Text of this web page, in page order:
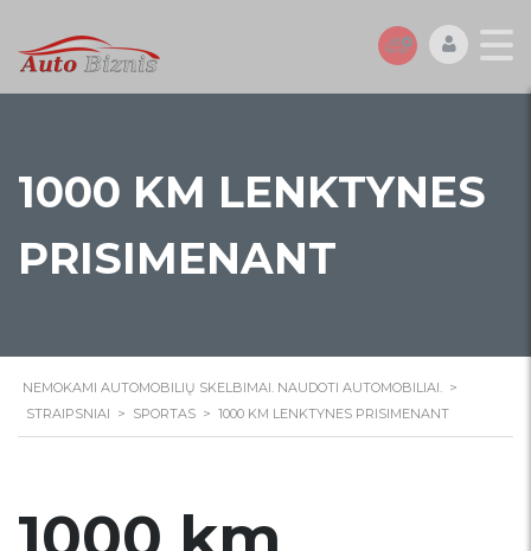
1000 KM LENKTYNES
PRISIMENANT
NEMOKAMI AUTOMOBILIŲ SKELBIMAI. NAUDOTI AUTOMOBILIAI. >
STRAIPSNIAI > SPORTAS > 1000 KM LENKTYNES PRISIMENANT